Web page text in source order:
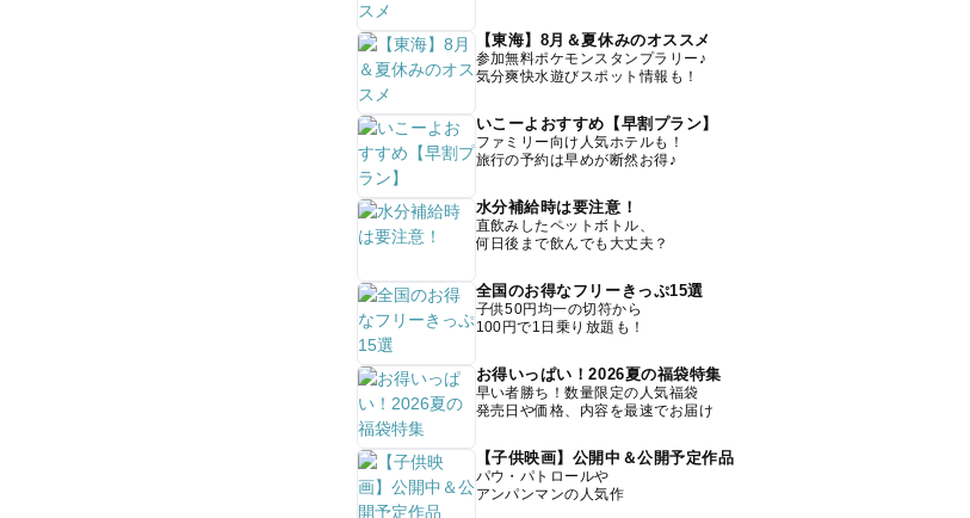
【東海】8月＆夏休みのオススメ
参加無料ポケモンスタンプラリー♪
気分爽快水遊びスポット情報も！
いこーよおすすめ【早割プラン】
ファミリー向け人気ホテルも！
旅行の予約は早めが断然お得♪
水分補給時は要注意！
直飲みしたペットボトル、
何日後まで飲んでも大丈夫？
全国のお得なフリーきっぷ15選
子供50円均一の切符から
100円で1日乗り放題も！
お得いっぱい！2026夏の福袋特集
早い者勝ち！数量限定の人気福袋
発売日や価格、内容を最速でお届け
【子供映画】公開中＆公開予定作品
パウ・パトロールや
アンパンマンの人気作